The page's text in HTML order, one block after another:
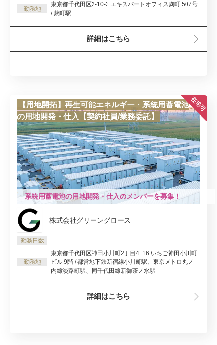
勤務地
東京都千代田区2-10-3 エキスパートオフィス麹町 507号
/ 麹町駅
詳細はこちら
系統用蓄電池の用地開発・仕入のメンバーを募集！
株式会社グリーングロース
勤務日数
勤務地
東京都千代田区神田小川町2丁目4−16 いちご神田小川町
ビル 9階 / 都営地下鉄新宿線小川町駅、東京メトロ丸ノ
内線淡路町駅、同千代田線新御茶ノ水駅
詳細はこちら
【用地開拓】再生可能エネルギー・系統用蓄電池
の用地開発・仕入【契約社員/業務委託】